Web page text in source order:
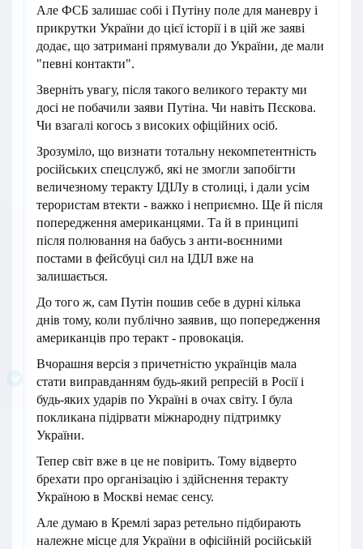
Але ФСБ залишає собі і Путіну поле для маневру і
прикрутки України до цієї історії і в цій же заяві
додає, що затримані прямували до України, де мали
"певні контакти".
Зверніть увагу, після такого великого теракту ми
досі не побачили заяви Путіна. Чи навіть Пєскова.
Чи взагалі когось з високих офіційних осіб.
Зрозуміло, що визнати тотальну некомпетентність
російських спецслужб, які не змогли запобігти
величезному теракту ІДІЛу в столиці, і дали усім
терористам втекти - важко і неприємно. Ще й після
попередження американцями. Та й в принципі
після полювання на бабусь з анти-воєнними
постами в фейсбуці сил на ІДІЛ вже на
залишається.
До того ж, сам Путін пошив себе в дурні кілька
днів тому, коли публічно заявив, що попередження
американців про теракт - провокація.
Вчорашня версія з причетністю українців мала
стати виправданням будь-який репресій в Росії і
будь-яких ударів по Україні в очах світу. І була
покликана підірвати міжнародну підтримку
України.
Тепер світ вже в це не повірить. Тому відверто
брехати про організацію і здійснення теракту
Україною в Москві немає сенсу.
Але думаю в Кремлі зараз ретельно підбирають
належне місце для України в офісійній російській